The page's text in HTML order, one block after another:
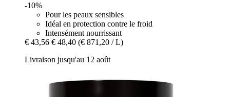
-10%
Pour les peaux sensibles
Idéal en protection contre le froid
Intensément nourrissant
€ 43,56 € 48,40 (€ 871,20 / L)
Livraison jusqu'au 12 août